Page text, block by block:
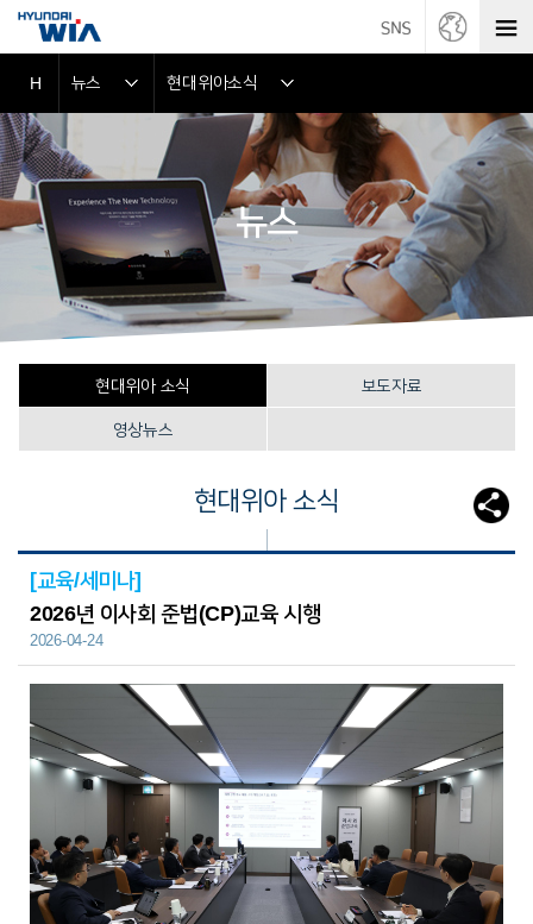
뉴스
H 뉴스 현대위아소식
현대위아 소식 보도자료
영상뉴스
현대위아 소식
[교육/세미나]
2026년 이사회 준법(CP)교육 시행
2026-04-24